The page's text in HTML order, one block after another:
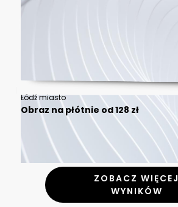
Łódź miasto
Obraz na płótnie od 128 zł
ZOBACZ WIĘCEJ
WYNIKÓW